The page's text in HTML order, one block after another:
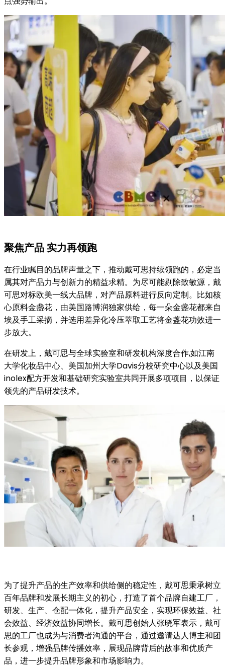
聚焦产品 实力再领跑
在行业瞩目的品牌声量之下，推动戴可思持续领跑的，必定当
属其对产品力与创新力的精益求精。为尽可能剔除致敏源，戴
可思对标欧美一线大品牌，对产品原料进行反向定制。比如核
心原料金盏花，由美国路博润独家供给，每一朵金盏花都来自
埃及手工采摘，并选用差异化冷压萃取工艺将金盏花功效进一
步放大。
在研发上，戴可思与全球实验室和研发机构深度合作,如江南
大学化妆品中心、美国加州大学Davis分校研究中心以及美国
inolex配方开发和基础研究实验室共同开展多项项目，以保证
领先的产品研发技术。
为了提升产品的生产效率和供给侧的稳定性，戴可思秉承树立
百年品牌和发展长期主义的初心，打造了首个品牌自建工厂，
研发、生产、仓配一体化，提升产品安全，实现环保效益、社
会效益、经济效益协同增长。戴可思创始人张晓军表示，戴可
思的工厂也成为与消费者沟通的平台，通过邀请达人博主和团
长参观，增强品牌传播效率，展现品牌背后的故事和优质产
品，进一步提升品牌形象和市场影响力。